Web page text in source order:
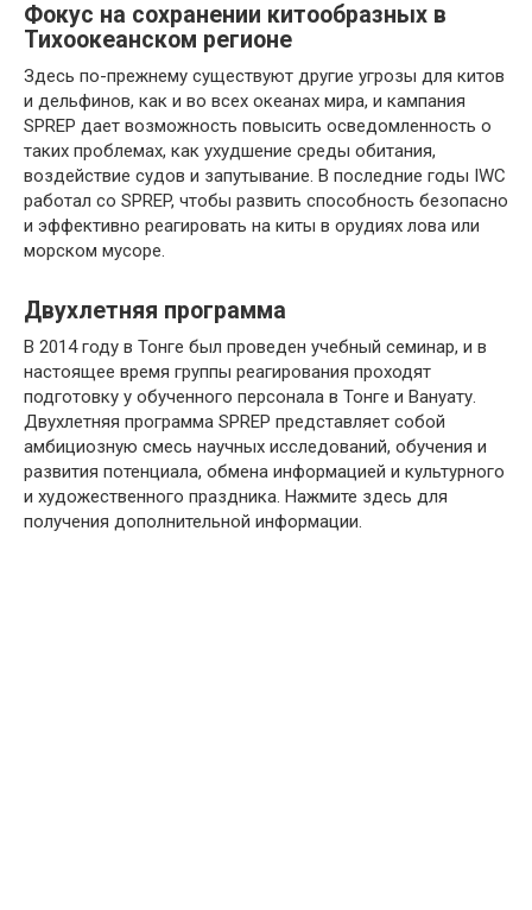
Фокус на сохранении китообразных в
Тихоокеанском регионе
Здесь по-прежнему существуют другие угрозы для китов
и дельфинов, как и во всех океанах мира, и кампания
SPREP дает возможность повысить осведомленность о
таких проблемах, как ухудшение среды обитания,
воздействие судов и запутывание. В последние годы IWC
работал со SPREP, чтобы развить способность безопасно
и эффективно реагировать на киты в орудиях лова или
морском мусоре.
Двухлетняя программа
В 2014 году в Тонге был проведен учебный семинар, и в
настоящее время группы реагирования проходят
подготовку у обученного персонала в Тонге и Вануату.
Двухлетняя программа SPREP представляет собой
амбициозную смесь научных исследований, обучения и
развития потенциала, обмена информацией и культурного
и художественного праздника. Нажмите здесь для
получения дополнительной информации.